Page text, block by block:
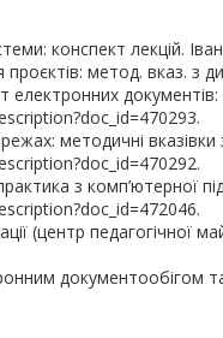
конспект лекцій.
метод. вказ. з
документів:
методичні
з комп’ютерної
(центр педагогічної
документообігом